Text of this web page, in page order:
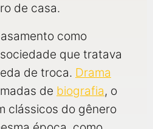
de casa.
como
que tratava
de troca. Drama
de biografia, o
clássicos do gênero